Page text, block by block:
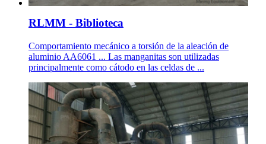
RLMM - Biblioteca
Comportamiento mecánico a torsión de la aleación de
aluminio AA6061 ... Las manganitas son utilizadas
principalmente como cátodo en las celdas de ...